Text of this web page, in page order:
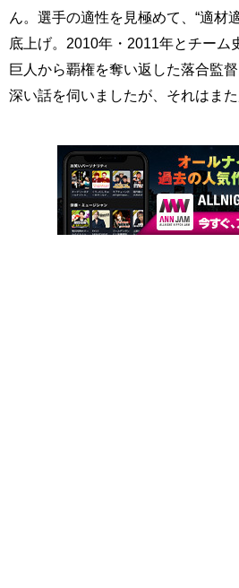
ん。選手の適性を見極めて、“適材
底上げ。2010年・2011年とチーム
巨人から覇権を奪い返した落合監
深い話を伺いましたが、それはま